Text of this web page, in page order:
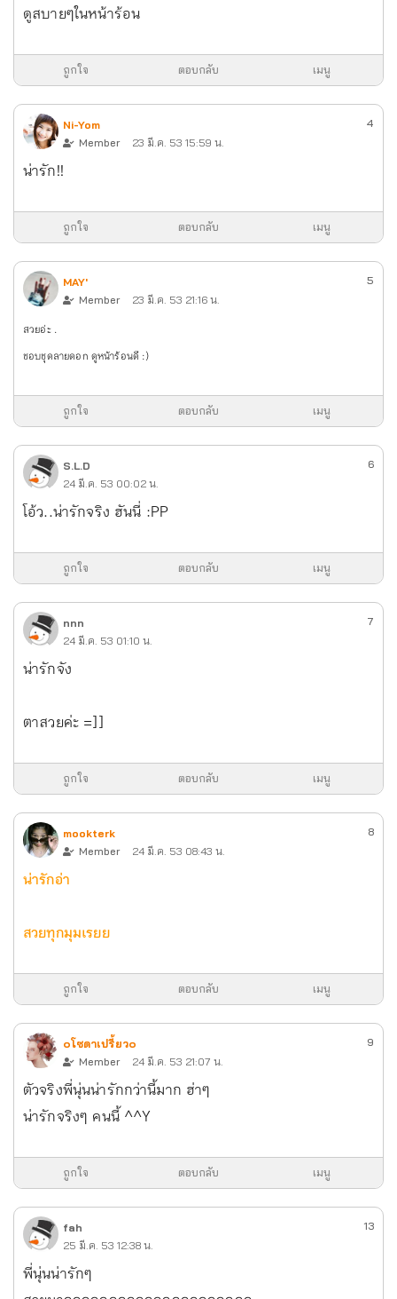
ดูสบายๆในหน้าร้อน
ถูกใจ ตอบกลับ เมนู
Ni-Yom
Member
23 มี.ค. 53 15:59 น.
4
น่ารัก!!
ถูกใจ ตอบกลับ เมนู
MAY'
Member
23 มี.ค. 53 21:16 น.
5
สวยอ่ะ .
ชอบชุดลายดอก ดูหน้าร้อนดี :)
ถูกใจ ตอบกลับ เมนู
S.L.D
24 มี.ค. 53 00:02 น.
6
โอ้ว..น่ารักจริง ฮันนี่ :PP
ถูกใจ ตอบกลับ เมนู
nnn
24 มี.ค. 53 01:10 น.
7
น่ารักจัง
ตาสวยค่ะ =]]
ถูกใจ ตอบกลับ เมนู
mookterk
Member
24 มี.ค. 53 08:43 น.
8
น่ารักอ่า
สวยทุกมุมเรยย
ถูกใจ ตอบกลับ เมนู
๐โซดาเปรี้ยว๐
Member
24 มี.ค. 53 21:07 น.
9
ตัวจริงพี่นุ่นน่ารักกว่านี้มาก ฮ่าๆ
น่ารักจริงๆ คนนี้ ^^Y
ถูกใจ ตอบกลับ เมนู
fah
25 มี.ค. 53 12:38 น.
13
พี่นุ่นน่ารักๆ